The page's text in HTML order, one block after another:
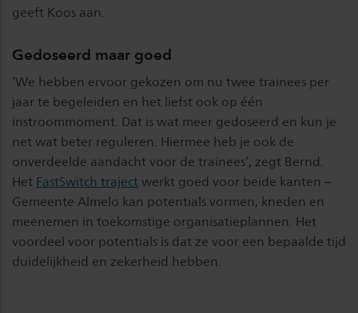
geeft Koos aan.
Gedoseerd maar goed
‘We hebben ervoor gekozen om nu twee trainees per
jaar te begeleiden en het liefst ook op één
instroommoment. Dat is wat meer gedoseerd en kun je
net wat beter reguleren. Hiermee heb je ook de
onverdeelde aandacht voor de trainees’, zegt Bernd.
Het FastSwitch traject werkt goed voor beide kanten –
Gemeente Almelo kan potentials vormen, kneden en
meenemen in toekomstige organisatieplannen. Het
voordeel voor potentials is dat ze voor een bepaalde tijd
duidelijkheid en zekerheid hebben.